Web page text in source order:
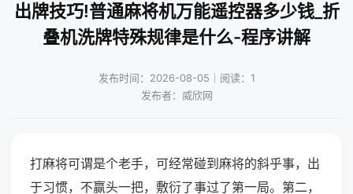
出牌技巧!普通麻将机万能遥控器多少钱_折
叠机洗牌特殊规律是什么-程序讲解
发布时间：2026-08-05｜阅读：1
发布者：威欣网
打麻将可谓是个老手，可经常碰到麻将的斜乎事，出
于习惯，不赢头一把，敷衍了事过了第一局。第二，